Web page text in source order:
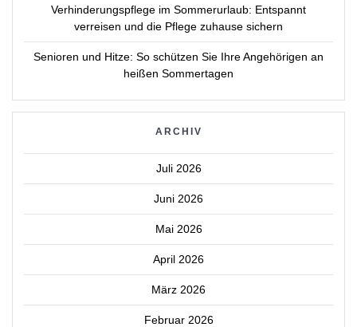
Verhinderungspflege im Sommerurlaub: Entspannt
verreisen und die Pflege zuhause sichern
Senioren und Hitze: So schützen Sie Ihre Angehörigen an
heißen Sommertagen
ARCHIV
Juli 2026
Juni 2026
Mai 2026
April 2026
März 2026
Februar 2026